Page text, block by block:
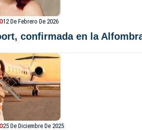
12 De Febrero De 2026
confirmada en la
25 De Diciembre De 2025